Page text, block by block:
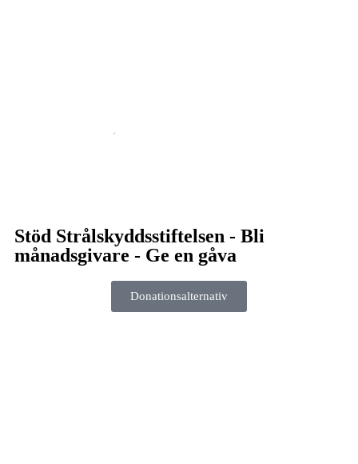
Stöd Strålskyddsstiftelsen - Bli
månadsgivare - Ge en gåva
Donationsalternativ